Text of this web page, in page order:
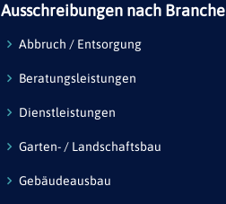
Ausschreibungen nach Branche
Abbruch / Entsorgung
Beratungsleistungen
Dienstleistungen
Garten- / Landschaftsbau
Gebäudeausbau